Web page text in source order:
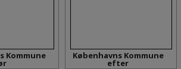
Kommune Københavns Kommune
efter